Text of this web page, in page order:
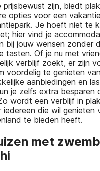
prijsbewust zijn, biedt
opties voor een
Je hoeft niet te
hier vind je
bij jouw wensen zonder
tasten. Of je nu met
verblijf zoekt, er zijn
voordelig te genieten
aanbiedingen en
je zelfs extra besparen
wordt een verblijf in
die wil genieten
te bieden heeft.
met